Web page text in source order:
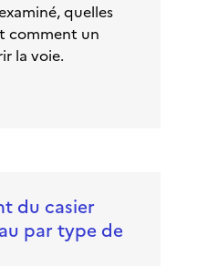
quelles
comment un
la voie.
du casier
par type de